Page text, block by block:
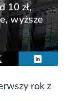
10 zł,
wyższe
rok z